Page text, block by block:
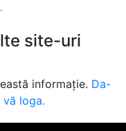
site-uri
informație. Da-
loga.